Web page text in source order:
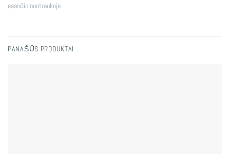
esančio nuotraukoje.
PANAŠŪS PRODUKTAI